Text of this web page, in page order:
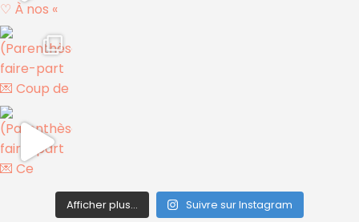
Afficher plus... Suivre sur Instagram